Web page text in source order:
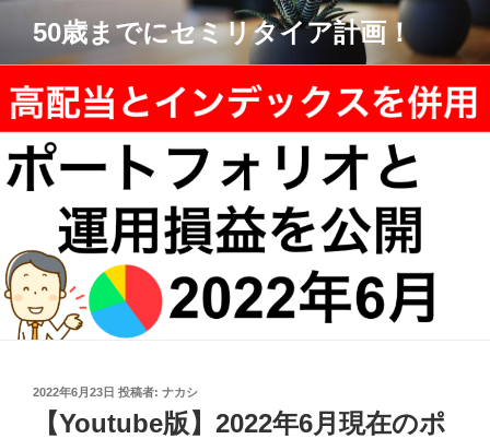
テ
ン
ツ
ス
50歳までにセミリタイア計画！
投
2022年6月23日 投稿者: ナカシ
【Youtube版】2022年6月現在のポ